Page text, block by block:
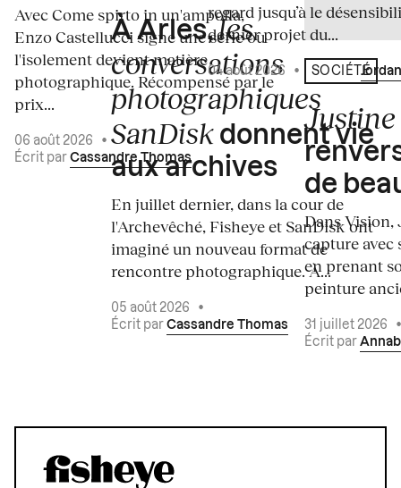
Avec Come spirto in un'ampolla,
Enzo Castellucci signe une série où
l'isolement devient matière
photographique. Récompensé par le
prix...
06 août 2026
•
Écrit par Cassandre Thomas
À Arles,les
conversations
photographiques
SanDisk donnent vie
aux archives
En juillet dernier, dans la cour de
l'Archevêché, Fisheye et SanDisk ont
imaginé un nouveau format de
rencontre photographique. À...
05 août 2026
•
Écrit par Cassandre Thomas
regard jusqu’à le
dernier projet du...
04 août 2026 • Écrit par
SOCIÉTÉ
de
Dans
capture avec
en prenant
peinture
31 juillet 2026
Écrit par